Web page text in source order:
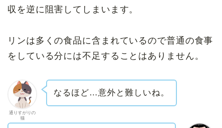
収を逆に阻害してしまいます。
リンは多くの食品に含まれているので普通の食事
をしている分には不足することはありません。
通りすがりの
猫
なるほど…意外と難しいね。